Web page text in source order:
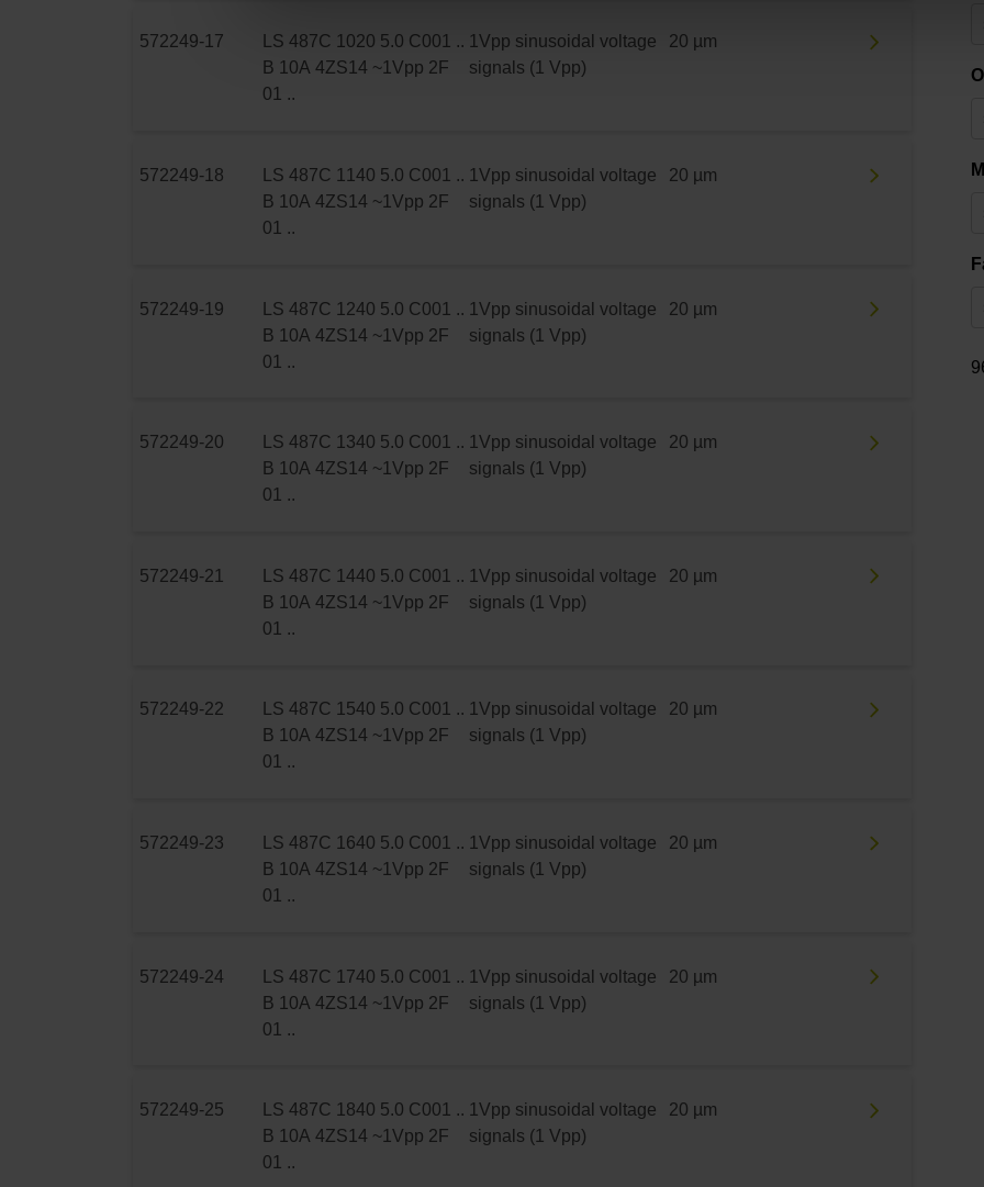
572249-17
LS 487C 1020 5.0 C001 ..
B 10A 4ZS14 ~1Vpp 2F
01 ..
1Vpp sinusoidal voltage
signals (1 Vpp)
20 µm
572249-18
LS 487C 1140 5.0 C001 ..
B 10A 4ZS14 ~1Vpp 2F
01 ..
1Vpp sinusoidal voltage
signals (1 Vpp)
20 µm
572249-19
LS 487C 1240 5.0 C001 ..
B 10A 4ZS14 ~1Vpp 2F
01 ..
1Vpp sinusoidal voltage
signals (1 Vpp)
20 µm
572249-20
LS 487C 1340 5.0 C001 ..
B 10A 4ZS14 ~1Vpp 2F
01 ..
1Vpp sinusoidal voltage
signals (1 Vpp)
20 µm
572249-21
LS 487C 1440 5.0 C001 ..
B 10A 4ZS14 ~1Vpp 2F
01 ..
1Vpp sinusoidal voltage
signals (1 Vpp)
20 µm
572249-22
LS 487C 1540 5.0 C001 ..
B 10A 4ZS14 ~1Vpp 2F
01 ..
1Vpp sinusoidal voltage
signals (1 Vpp)
20 µm
572249-23
LS 487C 1640 5.0 C001 ..
B 10A 4ZS14 ~1Vpp 2F
01 ..
1Vpp sinusoidal voltage
signals (1 Vpp)
20 µm
572249-24
LS 487C 1740 5.0 C001 ..
B 10A 4ZS14 ~1Vpp 2F
01 ..
1Vpp sinusoidal voltage
signals (1 Vpp)
20 µm
572249-25
LS 487C 1840 5.0 C001 ..
B 10A 4ZS14 ~1Vpp 2F
01 ..
1Vpp sinusoidal voltage
signals (1 Vpp)
20 µm